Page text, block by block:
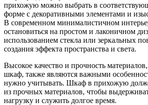
прихожую можно выбрать в
форме с декоративными элементами и
В современном минималистичном
остановиться на простом и лаконичном
использованием стекла или зеркальных
создания эффекта пространства и света.
Высокое качество и прочность
шкаф, также являются важными
нужно учитывать. Шкаф в прихожую
из прочных материалов, чтобы
нагрузку и служить долгое время.